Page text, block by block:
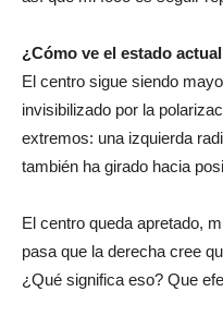
¿Cómo ve el estado
El centro sigue siendo
invisibilizado por la
extremos: una izquierda
también ha girado hacia
El centro queda apretado,
pasa que la derecha cree
¿Qué significa eso? Que